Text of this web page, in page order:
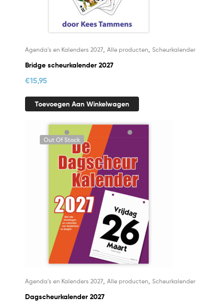
Agenda's en Kalenders 2027, Alle producten Scheurkalender
Bridge scheurkalender 2027
€15,95
Toevoegen Aan Winkelwagen
Out Of Stock
Agenda's en Kalenders 2027, Alle producten Scheurkalender
Dagscheurkalender 2027